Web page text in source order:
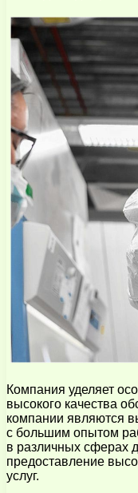
Компания уделяет
высокого качества
компании являются
с большим опытом
в различных сферах
предоставление
услуг.